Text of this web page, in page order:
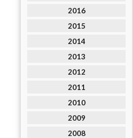
2016
2015
2014
2013
2012
2011
2010
2009
2008